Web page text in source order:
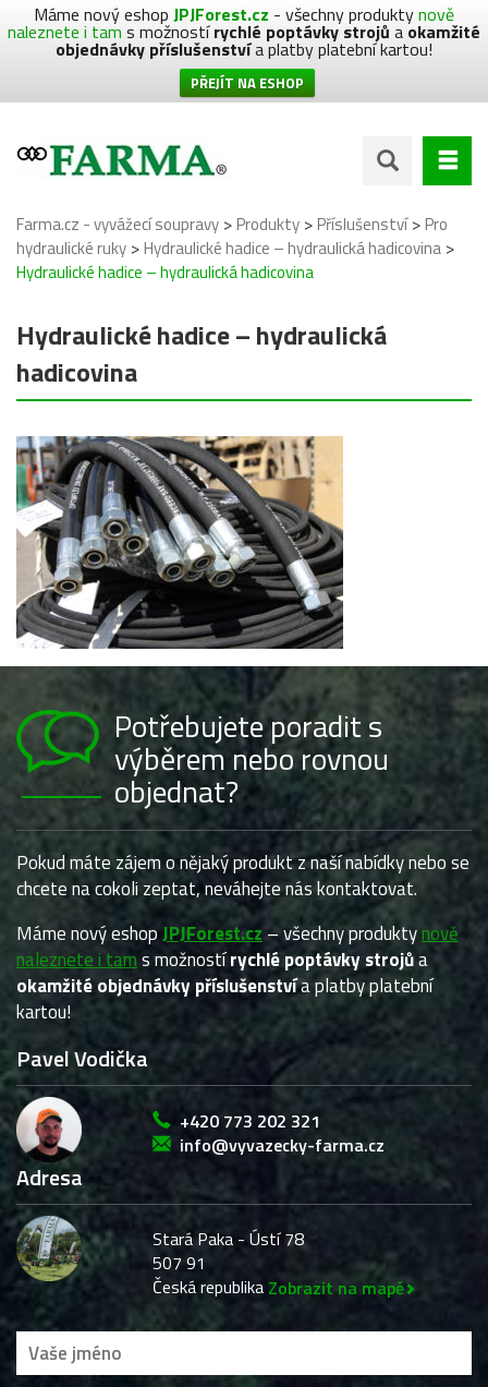
Máme nový eshop JPJForest.cz - všechny produktynově
naleznete i tam s možnostírychlé poptávky strojů a okamžité
objednávky příslušenstvía platby platební kartou!
PŘEJÍT NA ESHOP
Farma.cz - vyvážecí soupravy >Produkty >Příslušenství>Pro
hydraulické ruky >Hydraulické hadice – hydraulická hadicovina >
Hydraulické hadice – hydraulická hadicovina
Hydraulické hadice – hydraulická
hadicovina
Potřebujete poradit s
výběrem nebo rovnou
objednat?
Pokud máte zájem o nějaký produkt z naší nabídky nebo se
chcete na cokoli zeptat, neváhejte nás kontaktovat.
Máme nový eshopJPJForest.cz – všechny produktynově
naleznete i tams možnostírychlé poptávky strojůa
okamžité objednávky příslušenstvía platby platební
kartou!
Pavel Vodička
+420 773 202 321
info@vyvazecky-farma.cz
Adresa
Stará Paka - Ústí 78
507 91
Česká republika Zobrazit na mapě